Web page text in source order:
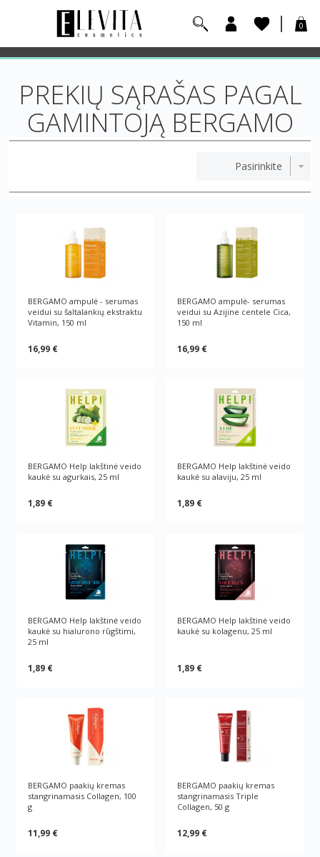
0
PREKIŲ SĄRAŠAS PAGAL
GAMINTOJĄ BERGAMO
BERGAMO ampulė - serumas
veidui su šaltalankių ekstraktu
Vitamin, 150 ml
16,99 €
BERGAMO ampulė- serumas
veidui su Azijine centele Cica,
150 ml
16,99 €
BERGAMO Help lakštinė veido
kaukė su agurkais, 25 ml
1,89 €
BERGAMO Help lakštinė veido
kaukė su alaviju, 25 ml
1,89 €
BERGAMO Help lakštinė veido
kaukė su hialurono rūgštimi,
25 ml
1,89 €
BERGAMO Help lakštinė veido
kaukė su kolagenu, 25 ml
1,89 €
BERGAMO paakių kremas
stangrinamasis Collagen, 100
g
11,99 €
BERGAMO paakių kremas
stangrinamasis Triple
Collagen, 50 g
12,99 €